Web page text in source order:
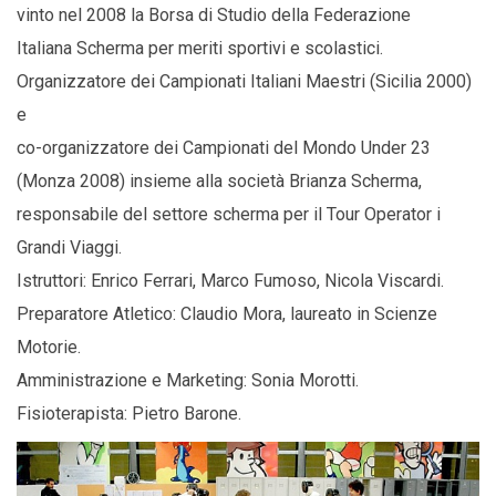
vinto nel 2008 la Borsa di Studio della Federazione
Italiana Scherma per meriti sportivi e scolastici.
Organizzatore dei Campionati Italiani Maestri (Sicilia 2000)
e
co-organizzatore dei Campionati del Mondo Under 23
(Monza 2008) insieme alla società Brianza Scherma,
responsabile del settore scherma per il Tour Operator i
Grandi Viaggi.
Istruttori: Enrico Ferrari, Marco Fumoso, Nicola Viscardi.
Preparatore Atletico: Claudio Mora, laureato in Scienze
Motorie.
Amministrazione e Marketing: Sonia Morotti.
Fisioterapista: Pietro Barone.